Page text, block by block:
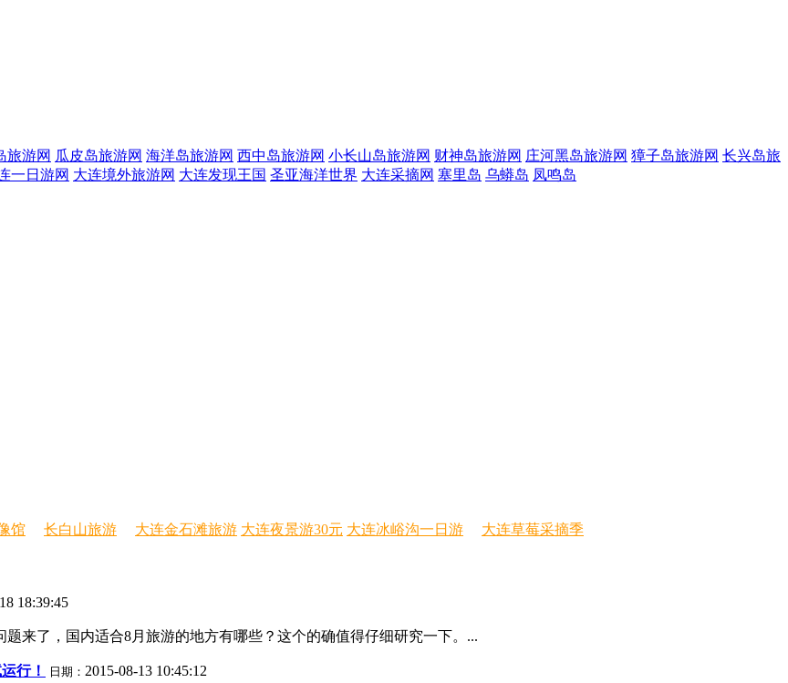
旅游网 瓜皮岛旅游网 海洋岛旅游网 西中岛旅游网 小长山岛旅游网 财神岛旅游网 庄河黑岛旅游网 獐子岛旅游网 长兴岛旅
一日游网 大连境外旅游网 大连发现王国 圣亚海洋世界 大连采摘网 塞里岛 乌蟒岛 凤鸣岛
馆 长白山旅游 大连金石滩旅游 大连夜景游30元 大连冰峪沟一日游
大连草莓采摘季
18:39:45
来了，国内适合8月旅游的地方有哪些？这个的确值得仔细研究一下。...
行！ 日期： 2015-08-13 10:45:12